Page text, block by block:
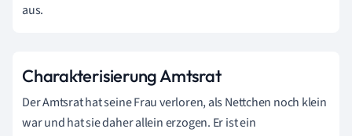
aus.
Charakterisierung Amtsrat
Der Amtsrat hat seine Frau verloren, als Nettchen noch klein
war und hat sie daher allein erzogen. Er ist ein